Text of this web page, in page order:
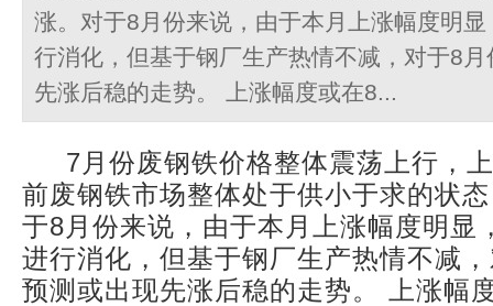
涨。对于8月份来说，由于本月上涨幅度明
行消化，但基于钢厂生产热情不减，对于8
先涨后稳的走势。 上涨幅度或在8...
7月份废钢铁价格整体震荡上行，
前废钢铁市场整体处于供小于求的状
于8月份来说，由于本月上涨幅度明显
进行消化，但基于钢厂生产热情不减
预测或出现先涨后稳的走势。 上涨幅